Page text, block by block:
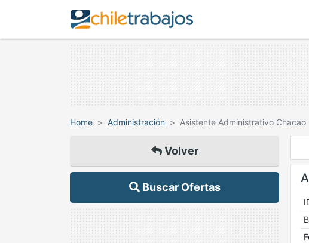
Home Administración Asistente Administrativo Chacao
Volver
Buscar Ofertas